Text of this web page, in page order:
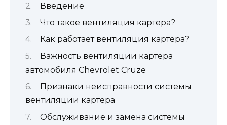
Введение
Что такое вентиляция картера?
Как работает вентиляция картера?
Важность вентиляции картера
автомобиля Chevrolet Cruze
Признаки неисправности системы
вентиляции картера
Обслуживание и замена системы